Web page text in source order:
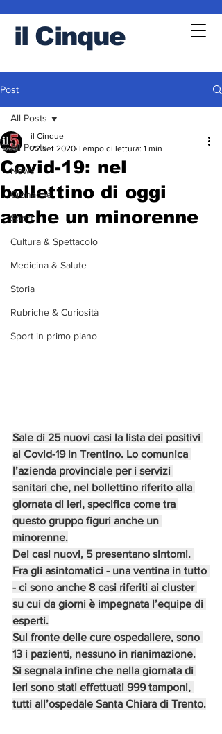
il Cinque
Post
All Posts
News
Cronache
Sport
Cultura & Spettacolo
Medicina & Salute
Storia
Rubriche & Curiosità
Sport in primo piano
All Posts
Covid-19: nel
bollettino di oggi
anche un minorenne
il Cinque
22 set 2020 Tempo di lettura: 1 min
Sale di 25 nuovi casi la lista dei positivi
al Covid-19 in Trentino. Lo comunica
l’azienda provinciale per i servizi
sanitari che, nel bollettino riferito alla
giornata di ieri, specifica come tra
questo gruppo figuri anche un
minorenne.
Dei casi nuovi, 5 presentano sintomi.
Fra gli asintomatici - una ventina in tutto
- ci sono anche 8 casi riferiti ai cluster
su cui da giorni è impegnata l’equipe di
esperti.
Sul fronte delle cure ospedaliere, sono
13 i pazienti, nessuno in rianimazione.
Si segnala infine che nella giornata di
ieri sono stati effettuati 999 tamponi,
tutti all’ospedale Santa Chiara di Trento.